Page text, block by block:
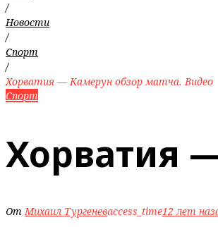
/
Новости
/
Спорт
/
Хорватия — Камерун обзор матча. Видео
Спорт
Хорватия
ОтМихаил Тургеневaccess_time12 лет